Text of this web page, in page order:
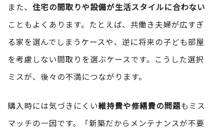
また、 住宅の間取りや設備が生活スタイルに合わない
こともよくあります。たとえば、共働き夫婦が広すぎ
る家を選んでしまうケースや、逆に将来の子ども部屋
を考慮しない間取りを選ぶケースです。こうした選択
ミスが、後々の不満につながります。
購入時には気づきにくい維持費や修繕費の問題もミス
マッチの一因です。「新築だからメンテナンスが不要